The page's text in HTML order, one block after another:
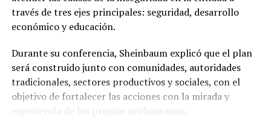
zona, se encontró que, en lugar de los 2 millones 671
mil 425 pesos que pagó, el inmueble tiene un valor real
Un año después, el 21 de mayo de 2013, adquirió en el
Fraccionamiento Matamoros, también de San Luis
Potosí, un inmueble de 280 metros cuadrados, con un
valor declarado de 560 mil 700 pesos con pago de
través de tres ejes principales: seguridad, desarrollo
económico y educación.
Durante su conferencia, Sheinbaum explicó que el plan
será construido junto con comunidades, autoridades
tradicionales, sectores productivos y sociales, con el
objetivo de fortalecer las acciones con la mirada y
experiencia de los propios michoacanos.